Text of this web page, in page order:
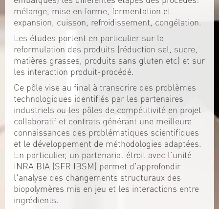
mélange, mise en forme, fermentation et
expansion, cuisson, refroidissement, congélation.
Les études portent en particulier sur la
reformulation des produits (réduction sel, sucre,
matières grasses, produits sans gluten etc) et sur
les interaction produit-procédé.
Ce pôle vise au final à transcrire des problèmes
technologiques identifiés par les partenaires
industriels ou les pôles de compétitivité en projet
collaboratif et contrats générant une meilleure
connaissances des problématiques scientifiques
et le développement de méthodologies adaptées.
En particulier, un partenariat étroit avec l'unité
INRA BIA (SFR IBSM) permet d'approfondir
l'analyse des changements structuraux des
biopolymères mis en jeu et les interactions entre
ingrédients.